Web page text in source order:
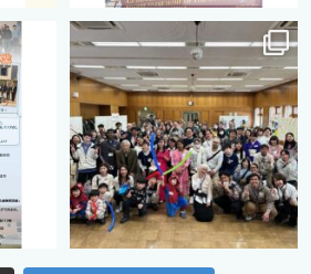
cts.international.friendship
8月 12